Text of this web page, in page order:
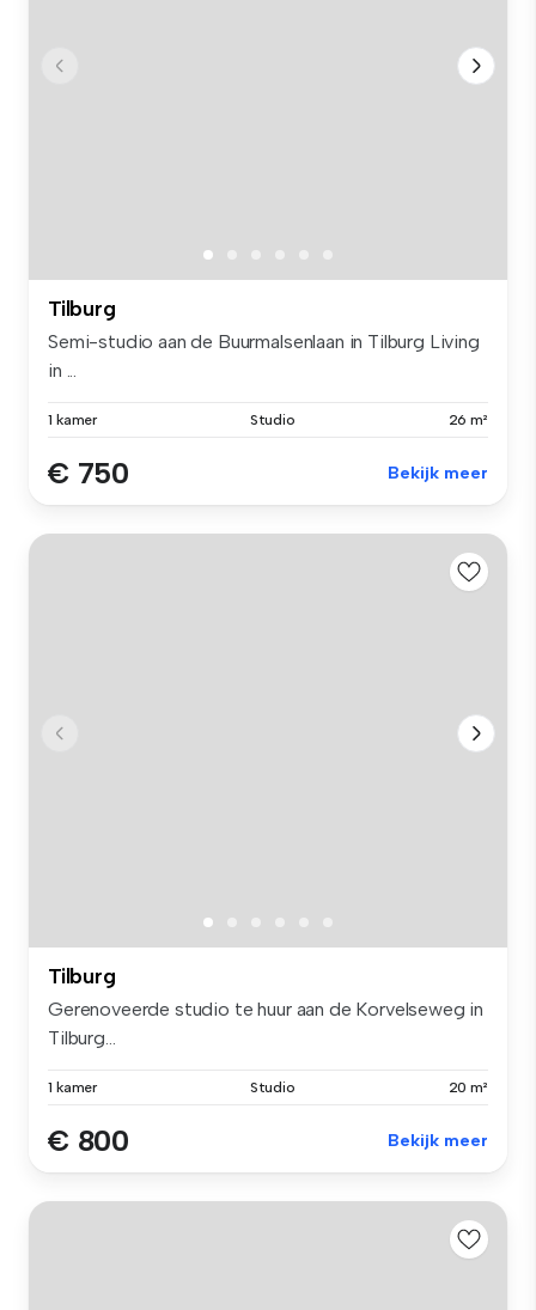
Tilburg
Semi-studio aan de Buurmalsenlaan in Tilburg Living
in ...
1 kamer Studio 26 m²
€ 750 Bekijk meer
Tilburg
Gerenoveerde studio te huur aan de Korvelseweg in
Tilburg...
1 kamer Studio 20 m²
€ 800 Bekijk meer